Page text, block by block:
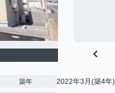
築年 2022年3月(築4年)